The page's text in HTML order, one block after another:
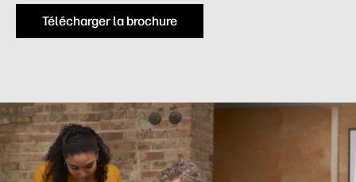
Télécharger la brochure